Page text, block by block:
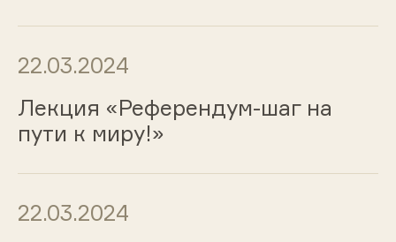
22.03.2024
Лекция «Референдум-шаг на
пути к миру!»
22.03.2024